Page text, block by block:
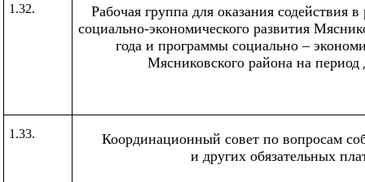
1.32.
Рабочая группа для оказания содействия в
социально-экономического развития
года и программы социально –
Мясниковского района на период
1.33.
Координационный совет по вопросам
и других обязательных